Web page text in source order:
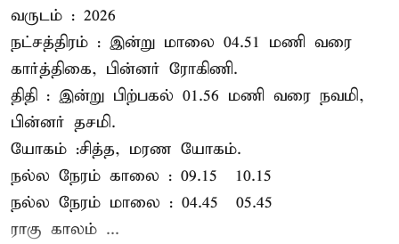
வருடம் : 2026
நட்சத்திரம் : இன்று மாலை 04.51 மணி வரை
கார்த்திகை, பின்னர் ரோகிணி.
திதி : இன்று பிற்பகல் 01.56 மணி வரை நவமி,
பின்னர் தசமி.
யோகம் :சித்த, மரண யோகம்.
நல்ல நேரம் காலை : 09.15 – 10.15
நல்ல நேரம் மாலை : 04.45 – 05.45
ராகு காலம் ...